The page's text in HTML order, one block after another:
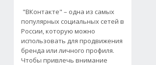
"ВКонтакте" – одна из самых
популярных социальных сетей в
России, которую можно
использовать для продвижения
бренда или личного профиля.
Чтобы привлечь внимание